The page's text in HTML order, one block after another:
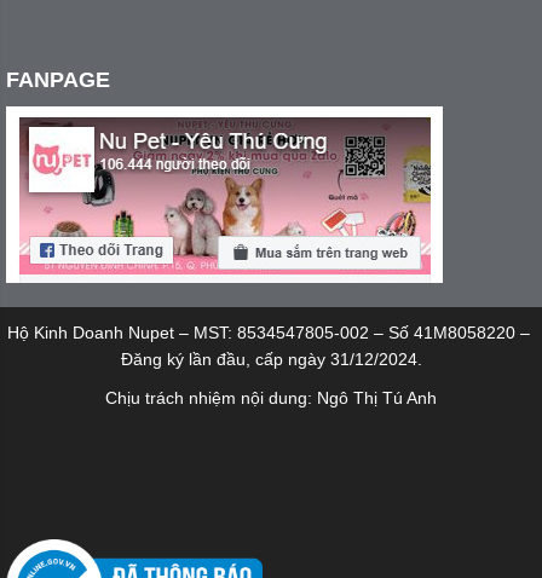
FANPAGE
Hộ Kinh Doanh Nupet – MST: 8534547805-002 – Số 41M8058220 –
Đăng ký lần đầu, cấp ngày 31/12/2024.
Chịu trách nhiệm nội dung: Ngô Thị Tú Anh